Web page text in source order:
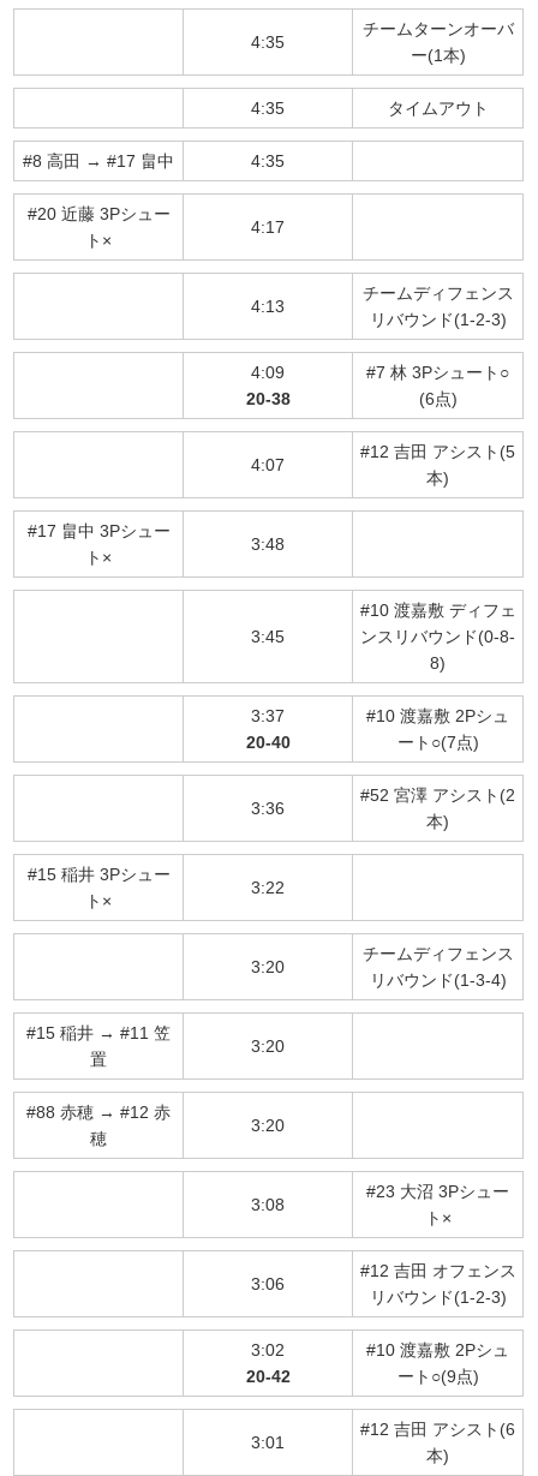
4:35
チームターンオーバ
ー(1本)
4:35 タイムアウト
#8 高田 → #17 畠中 4:35
#20 近藤 3Pシュー
ト×
4:17
4:13
チームディフェンス
リバウンド(1-2-3)
4:09
20-38
#7 林 3Pシュート○
(6点)
4:07
#12 吉田 アシスト(5
本)
#17 畠中 3Pシュー
ト×
3:48
3:45
#10 渡嘉敷 ディフェ
ンスリバウンド(0-8-
8)
3:37
20-40
#10 渡嘉敷 2Pシュ
ート○(7点)
3:36
#52 宮澤 アシスト(2
本)
#15 稲井 3Pシュー
ト×
3:22
3:20
チームディフェンス
リバウンド(1-3-4)
#15 稲井 → #11 笠
置
3:20
#88 赤穂 → #12 赤
穂
3:20
3:08
#23 大沼 3Pシュー
ト×
3:06
#12 吉田 オフェンス
リバウンド(1-2-3)
3:02
20-42
#10 渡嘉敷 2Pシュ
ート○(9点)
3:01
#12 吉田 アシスト(6
本)